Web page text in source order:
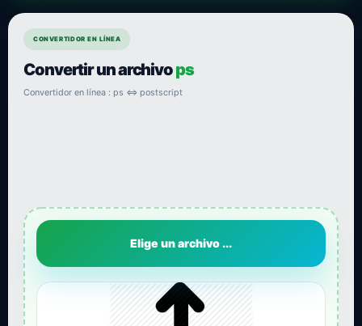
CONVERTIDOR EN LÍNEA
Convertir un archivops
Convertidor en línea : ps ⇔ postscript
Elige un archivo ...